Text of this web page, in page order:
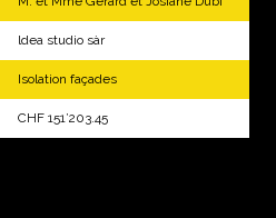
ldea studio sàr
Isolation façades
CHF 151’203.45